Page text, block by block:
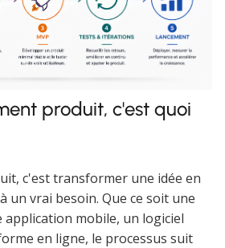
produit, c'est quoi
c'est transformer une idée en
un vrai besoin. Que ce soit une
mobile, un logiciel
en ligne, le processus suit